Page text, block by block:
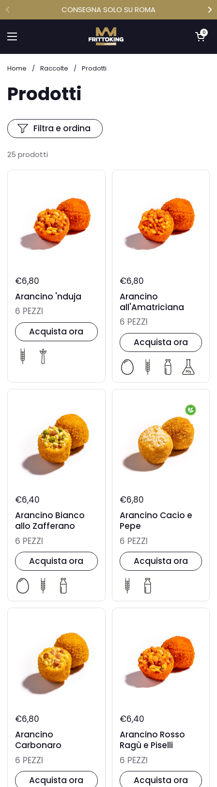
Passa ai contenutiCONSEGNA SOLO SU ROMA
Apri menu
Apri 0
Home / Raccolte / Prodotti
Prodotti
25 prodotti
Filtra e ordina
€6,80
Arancino 'nduja
6 PEZZI
Acquista ora
€6,80
Arancino
all'Amatriciana
6 PEZZI
Acquista ora
€6,40
Arancino Bianco
allo Zafferano
6 PEZZI
Acquista ora
€6,80
Arancino Cacio e
Pepe
6 PEZZI
Acquista ora
€6,80
Arancino
Carbonaro
6 PEZZI
Acquista ora
€6,40
Arancino Rosso
Ragù e Piselli
6 PEZZI
Acquista ora